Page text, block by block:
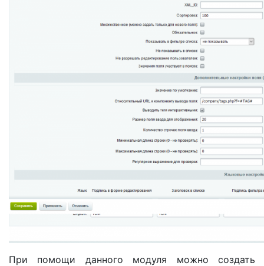
При помощи данного модуля можно создать